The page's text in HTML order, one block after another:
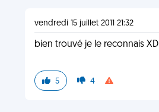
vendredi 15 juillet 2011 21:32
bien trouvé je le reconnais XD
5 4